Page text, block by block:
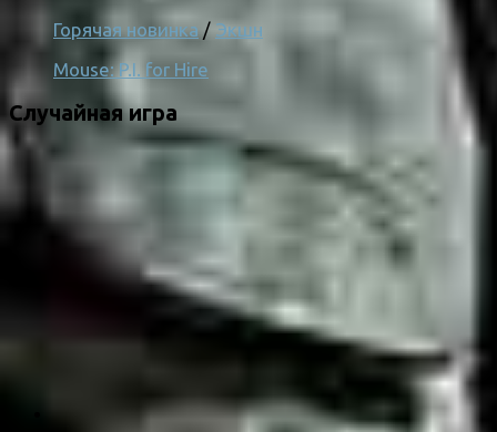
Горячая новинка / Экшн
Mouse: P.I. for Hire
Случайная игра